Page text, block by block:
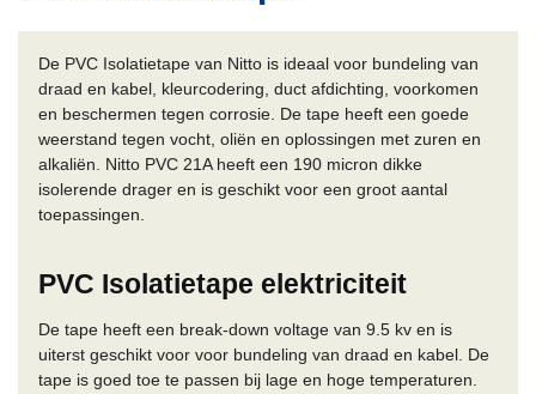
De PVC Isolatietape van Nitto is ideaal voor bundeling van
draad en kabel, kleurcodering, duct afdichting, voorkomen
en beschermen tegen corrosie. De tape heeft een goede
weerstand tegen vocht, oliën en oplossingen met zuren en
alkaliën. Nitto PVC 21A heeft een 190 micron dikke
isolerende drager en is geschikt voor een groot aantal
toepassingen.
PVC Isolatietape elektriciteit
De tape heeft een break-down voltage van 9.5 kv en is
uiterst geschikt voor voor bundeling van draad en kabel. De
tape is goed toe te passen bij lage en hoge temperaturen.